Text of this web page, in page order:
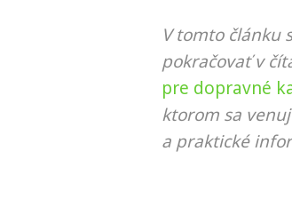
V tomto článku
pokračovať v
pre dopravné
ktorom sa
a praktické